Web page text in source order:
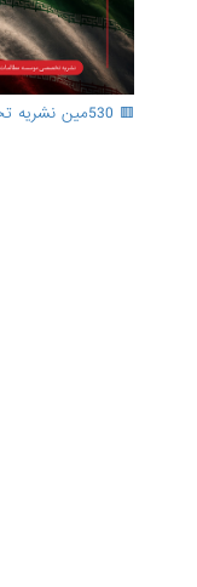
🟥 530مین نشریه تخصصی "مطالعات شرق" منتشر شد.